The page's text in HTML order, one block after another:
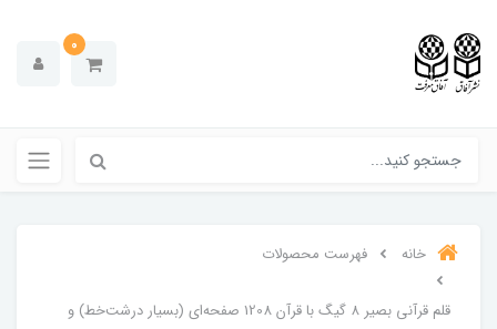
0
خانه فهرست محصولات
قلم قرآنی بصیر 8 گیگ با قرآن 1208 صفحه‌ای (بسیار درشت‌خط) و